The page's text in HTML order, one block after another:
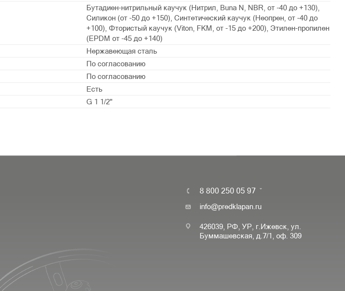
Бутадиен-нитрильный каучук (Нитрил, Buna N, NBR, от -40 до +130),
Силикон (от -50 до +150), Синтетический каучук (Неопрен, от -40 до
+100), Фтористый каучук (Viton, FKM, от -15 до +200), Этилен-пропилен
(EPDM от -45 до +140)
Нержавеющая сталь
По согласованию
По согласованию
Есть
G 1 1/2"
8 800 250 05 97
info@predklapan.ru
426039, РФ, УР, г.Ижевск, ул.
Буммашевская, д.7/1, оф. 309